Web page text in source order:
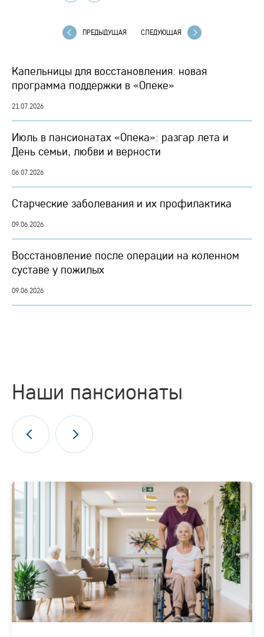
ПРЕДЫДУЩАЯ СЛЕДУЮЩАЯ
Капельницы для восстановления: новая
программа поддержки в «Опеке»
21.07.2026
Июль в пансионатах «Опека»: разгар лета и
День семьи, любви и верности
06.07.2026
Старческие заболевания и их профилактика
09.06.2026
Восстановление после операции на коленном
суставе у пожилых
09.06.2026
Наши пансионаты